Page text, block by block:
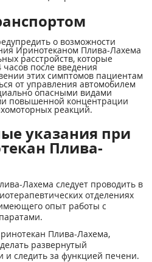
о возможности
Иринотеканом Плива-Лахема
расстройств, которые
после введения
этих симптомов пациентам
от управления автомобилем
опасными видами
повышенной концентрации
реакций.
указания при
Плива-
Лахема следует проводить в
отделениях
опыт работы с
Плива-Лахема,
развернутый
и следить за функцией печени.